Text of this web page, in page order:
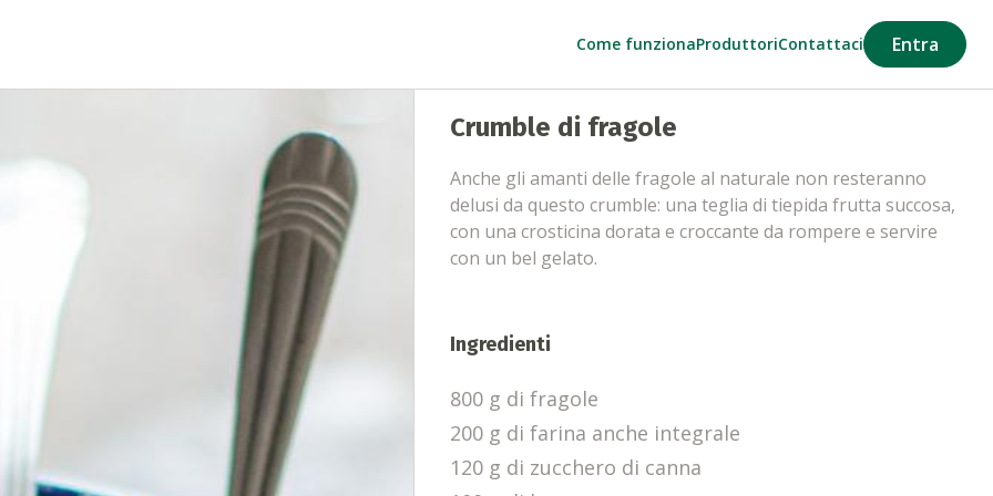
Come funzionaProduttoriContattaci Entra
Crumble di fragole
Anche gli amanti delle fragole al naturale non resteranno
delusi da questo crumble: una teglia di tiepida frutta succosa,
con una crosticina dorata e croccante da rompere e servire
con un bel gelato.
Ingredienti
800 g di fragole
200 g di farina anche integrale
120 g di zucchero di canna